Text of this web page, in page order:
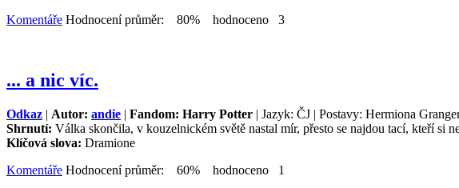
Komentáře Hodnocení průměr: 80% hodnoceno 3
... a nic víc.
Odkaz | Autor: andie | Fandom: Harry Potter | Jazyk: ČJ | Postavy: Hermiona
Shrnutí: Válka skončila, v kouzelnickém světě nastal mír, přesto se najdou tací, kteří si
Klíčová slova: Dramione
Komentáře Hodnocení průměr: 60% hodnoceno 1